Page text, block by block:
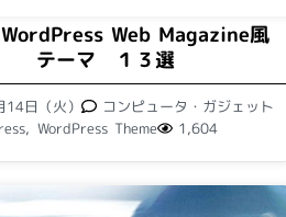
Web Magazine風
テーマ １３選
14日（火）
コンピュータ・ガジェット
, WordPress Theme 1,604